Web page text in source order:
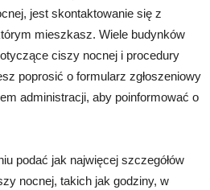
jest skontaktowanie się z
mieszkasz. Wiele budynków
ciszy nocnej i procedury
poprosić o formularz zgłoszeniowy
administracji, aby poinformować o
podać jak najwięcej szczegółów
nocnej, takich jak godziny, w